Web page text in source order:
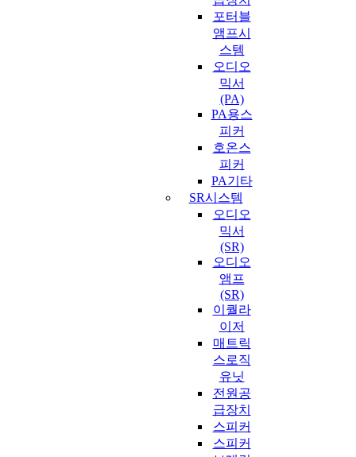
포터블
앰프시
스템
오디오
믹서
(PA)
PA용스
피커
호온스
피커
PA기타
SR시스템
오디오
믹서
(SR)
오디오
앰프
(SR)
이퀄라
이저
매트릭
스로직
유닛
전원공
급장치
스피커
스피커